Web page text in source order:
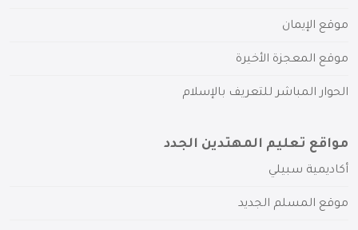
موقع الإيمان
موقع المعجزة الأخيرة
الحوار المباشر للتعريف بالإسلام
مواقع تعليم المهتدين الجدد
أكاديمية سبيلي
موقع المسلم الجديد